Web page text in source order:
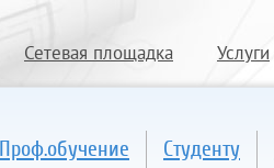
Сетевая площадка Услуги
Проф.обучение Студенту